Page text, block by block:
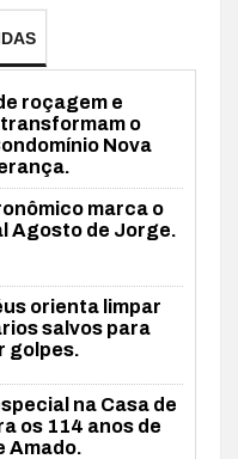
roçagem e
o
Nova
marca o
Agosto de Jorge.
orienta limpar
salvos para
golpes.
na Casa de
os 114 anos de
Amado.